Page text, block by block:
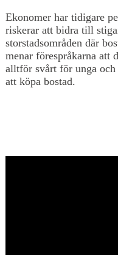
Ekonomer har tidigare
riskerar att bidra till
storstadsområden där
menar förespråkarna att
alltför svårt för unga och
att köpa bostad.